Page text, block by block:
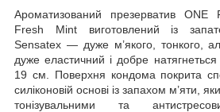
Ароматизований презерватив ONE
Fresh Mint виготовлений із
Sensatex — дуже м’якого, тонкого,
дуже еластичний і добре
19 см. Поверхня кондома покрита
силіконовій основі із запахом м’яти,
тонізувальними та